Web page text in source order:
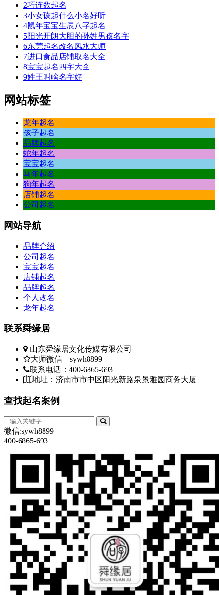
2巧连数起名
3小女孩起什么小名好听
4鼠年宝宝生辰八字起名
5阳光开朗大胆的孙姓男孩名字
6东莞起名改名风水大师
7进口食品店铺取名大全
8宝宝起名四字大全
9姓王叫啥名字好
网站标签
龙年起名
孩子起名
品牌起名
蛇年起名
宝宝起名
马年起名
狗年起名
店铺起名
公司起名
网站导航
品牌介绍
公司起名
宝宝起名
店铺起名
品牌起名
个人改名
龙年起名
联系舜缘居
山东舜缘居文化传媒有限公司
大师微信：sywh8899
联系电话：400-6865-693
地址：济南市市中区阳光新路泉景雅园商务大厦
查找起名案例
微信:sywh8899
400-6865-693